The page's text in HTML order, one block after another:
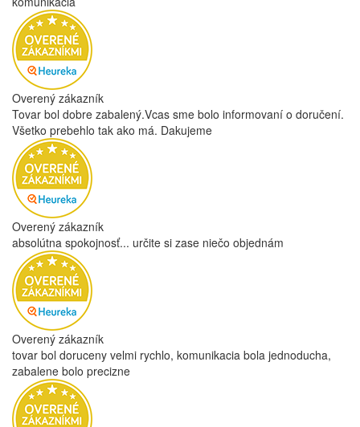
Overený zákazník
Tovar bol dobre zabalený.Vcas sme bolo informovaní o doručení.
Všetko prebehlo tak ako má. Dakujeme
Overený zákazník
absolútna spokojnosť... určite si zase niečo objednám
Overený zákazník
tovar bol doruceny velmi rychlo, komunikacia bola jednoducha,
zabalene bolo precizne